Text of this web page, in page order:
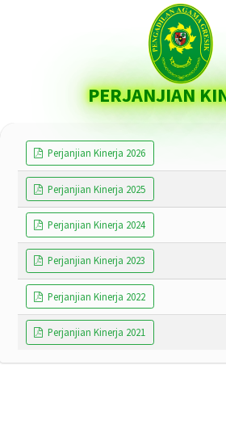
PERJANJIAN
Perjanjian Kinerja 2026
Perjanjian Kinerja 2025
Perjanjian Kinerja 2024
Perjanjian Kinerja 2023